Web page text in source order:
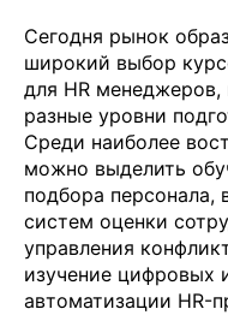
Сегодня рынок
широкий выбор
для HR
разные уровни
Среди наиболее
можно выделить
подбора персонала,
систем оценки
управления
изучение цифровых
автоматизации HR-